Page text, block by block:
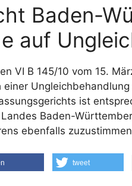
Baden-
auf
VI B 145/10 vom 15.
einer
ist
Baden-
ebenfalls
tweet